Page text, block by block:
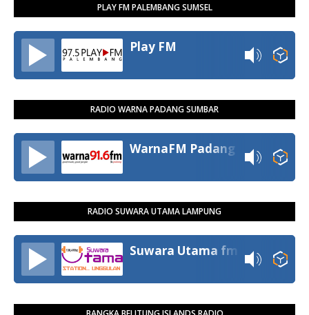
PLAY FM PALEMBANG SUMSEL
Play FM
RADIO WARNA PADANG SUMBAR
WarnaFM Padang
RADIO SUWARA UTAMA LAMPUNG
Suwara Utama fm